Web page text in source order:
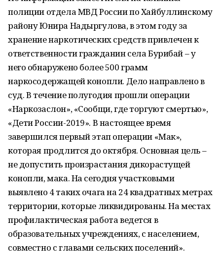
полиции отдела МВД России по Хайбуллинскому
району Юнира Надыргулова, в этом году за
хранение наркотических средств привлечен к
ответственности гражданин села Бурибай – у
него обнаружено более 500 грамм
наркосодержащей конопли. Дело направлено в
суд. В течение полугодия прошли операции
«Наркозаслон», «Сообщи, где торгуют смертью»,
«Дети России-2019». В настоящее время
завершился первый этап операции «Мак»,
которая продлится до октября. Основная цель –
не допустить произрастания дикорастущей
конопли, мака. На сегодня участковыми
выявлено 4 таких очага на 24 квадратных метрах
территории, которые ликвидированы. На местах
профилактическая работа ведется в
образовательных учреждениях, с населением,
совместно с главами сельских поселений».